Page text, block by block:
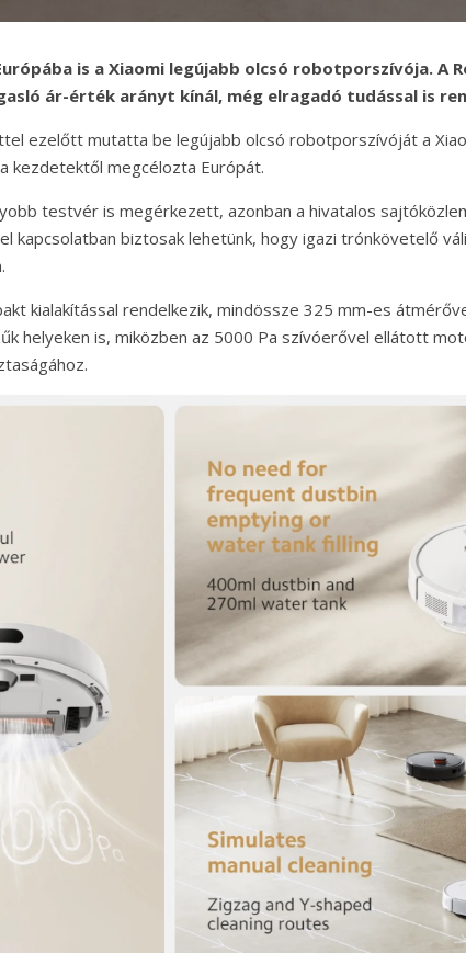
is a Xiaomi legújabb olcsó robotporszívója. A
ár-érték arányt kínál, még elragadó tudással is
ezelőtt mutatta be legújabb olcsó robotporszívóját a
kezdetektől megcélozta Európát.
testvér is megérkezett, azonban a hivatalos
kapcsolatban biztosak lehetünk, hogy igazi trónkövetelő
kialakítással rendelkezik, mindössze 325 mm-es
helyeken is, miközben az 5000 Pa szívóerővel ellátott